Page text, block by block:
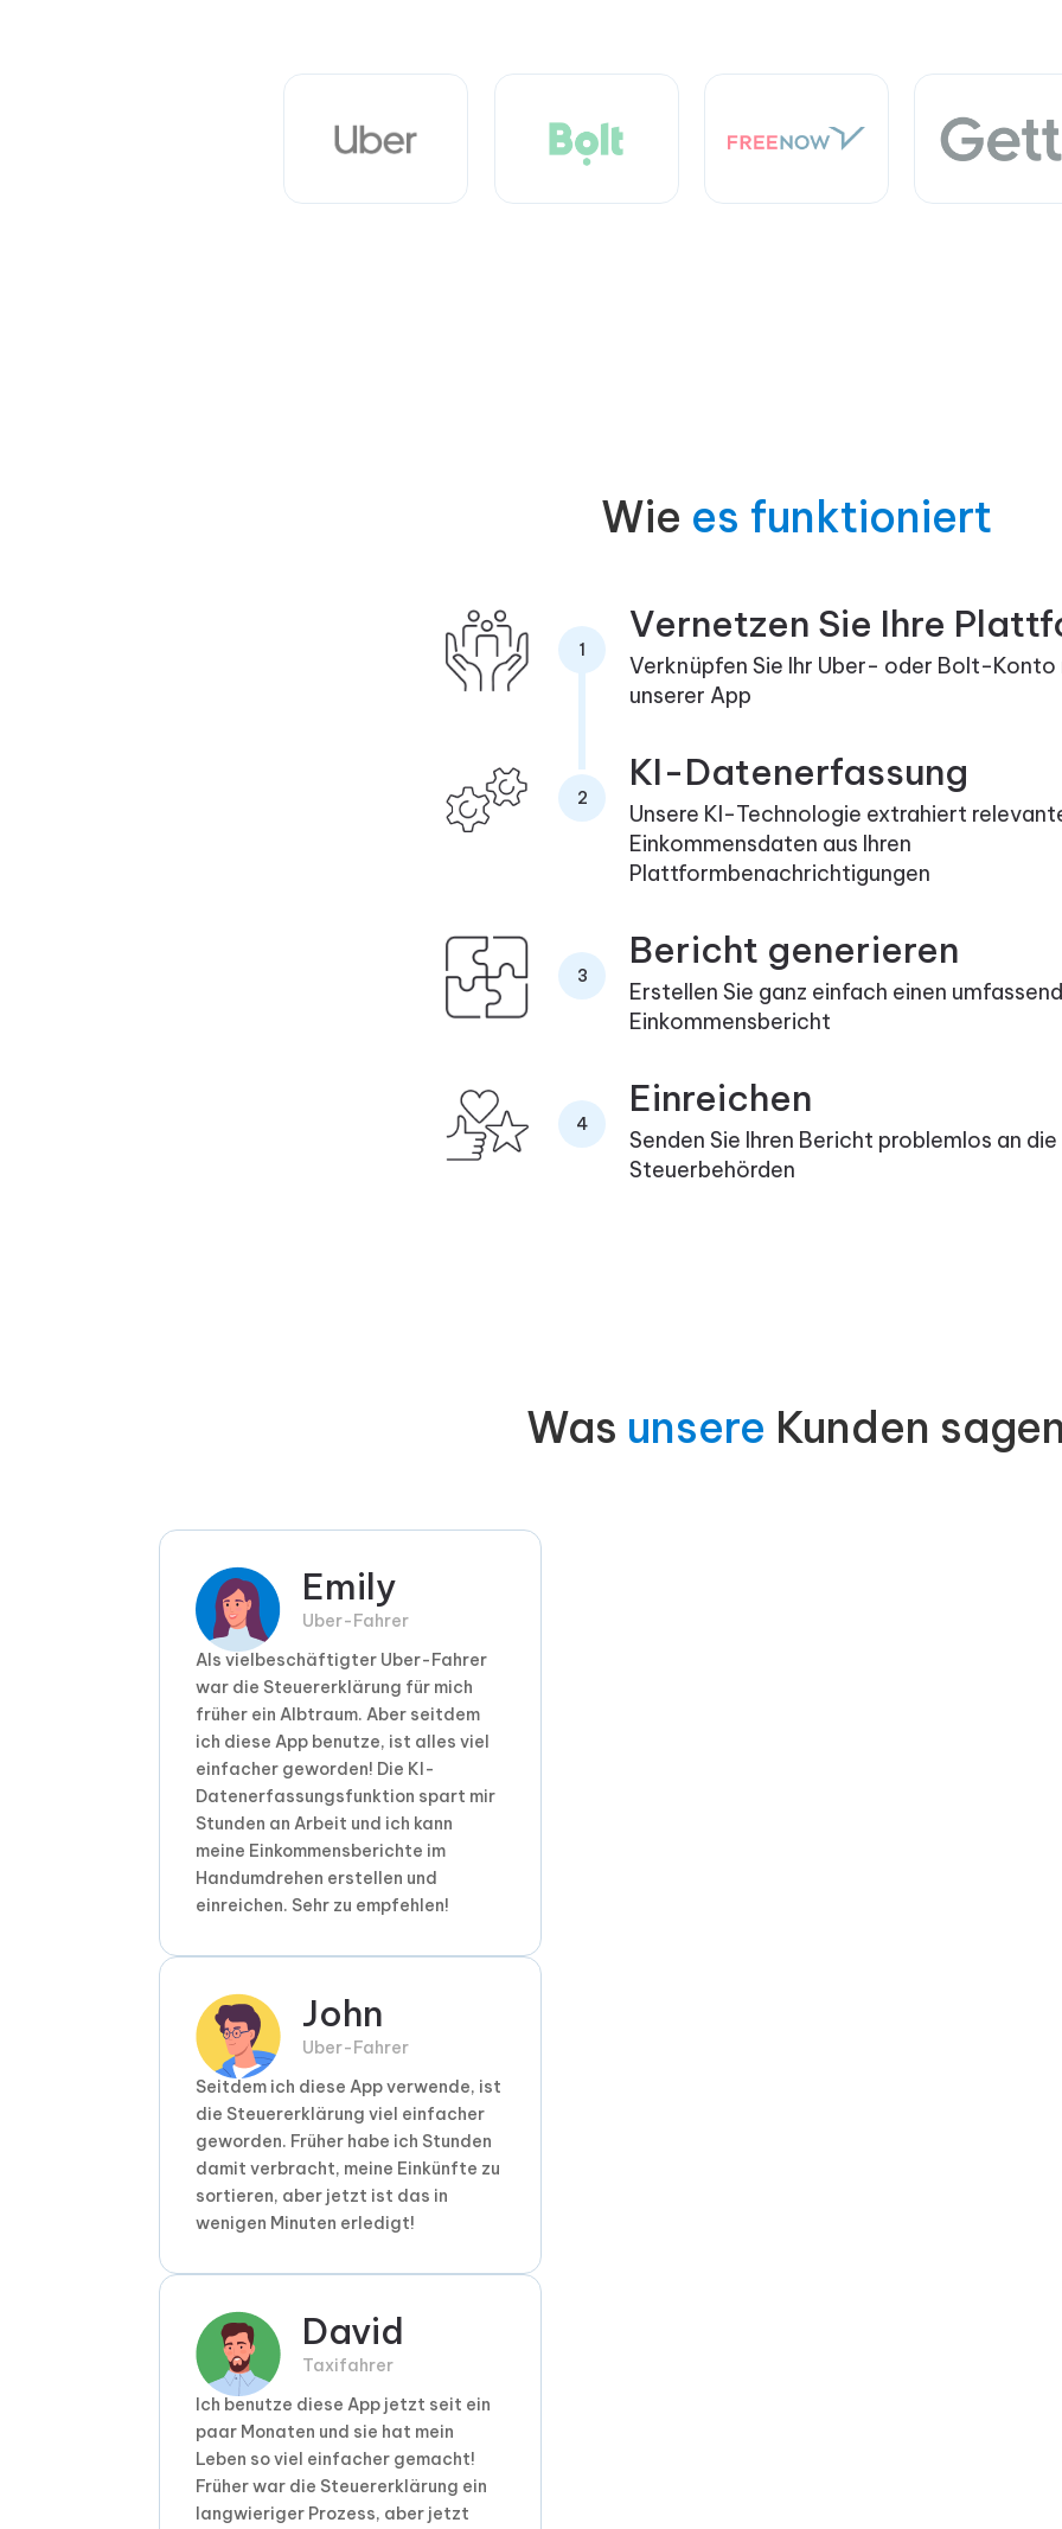
Wie es funktioniert
1
Vernetzen Sie Ihre
Verknüpfen Sie Ihr Uber- oder Bolt-Konto
unserer App
2
KI-Datenerfassung
Unsere KI-Technologie extrahiert
Einkommensdaten aus Ihren
Plattformbenachrichtigungen
3
Bericht generieren
Erstellen Sie ganz einfach einen
Einkommensbericht
4
Einreichen
Senden Sie Ihren Bericht problemlos an die
Steuerbehörden
Was unsere Kunden
Emily
Uber-Fahrer
Als vielbeschäftigter Uber-Fahrer
war die Steuererklärung für mich
früher ein Albtraum. Aber seitdem
ich diese App benutze, ist alles viel
einfacher geworden! Die KI-
Datenerfassungsfunktion spart mir
Stunden an Arbeit und ich kann
meine Einkommensberichte im
Handumdrehen erstellen und
einreichen. Sehr zu empfehlen!
John
Uber-Fahrer
Seitdem ich diese App verwende, ist
die Steuererklärung viel einfacher
geworden. Früher habe ich Stunden
damit verbracht, meine Einkünfte zu
sortieren, aber jetzt ist das in
wenigen Minuten erledigt!
David
Taxifahrer
Ich benutze diese App jetzt seit ein
paar Monaten und sie hat mein
Leben so viel einfacher gemacht!
Früher war die Steuererklärung ein
langwieriger Prozess, aber jetzt